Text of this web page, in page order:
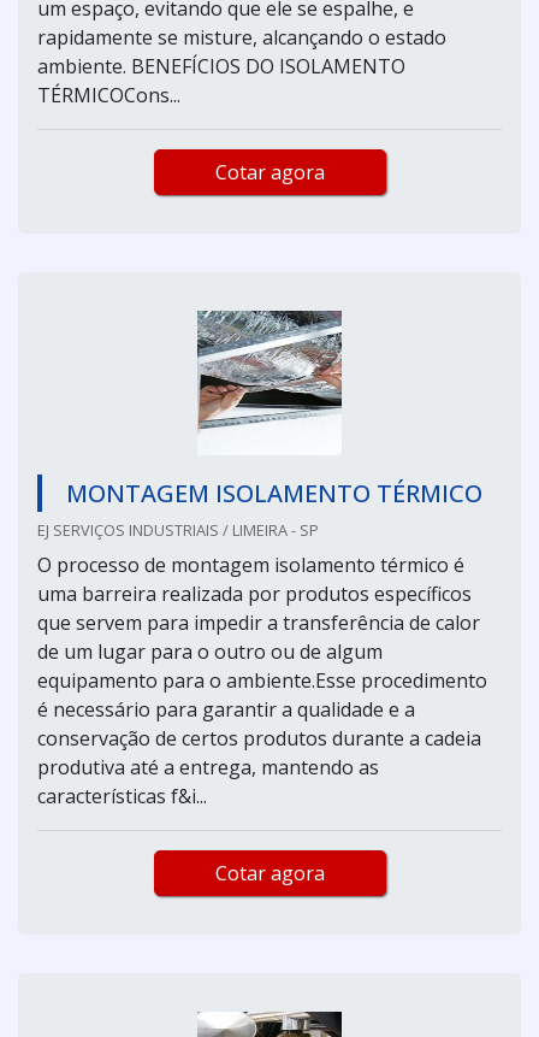
um espaço, evitando que ele se espalhe, e
rapidamente se misture, alcançando o estado
ambiente. BENEFÍCIOS DO ISOLAMENTO
TÉRMICOCons...
Cotar agora
MONTAGEM ISOLAMENTO TÉRMICO
EJ SERVIÇOS INDUSTRIAIS / LIMEIRA - SP
O processo de montagem isolamento térmico é
uma barreira realizada por produtos específicos
que servem para impedir a transferência de calor
de um lugar para o outro ou de algum
equipamento para o ambiente.Esse procedimento
é necessário para garantir a qualidade e a
conservação de certos produtos durante a cadeia
produtiva até a entrega, mantendo as
características f&i...
Cotar agora